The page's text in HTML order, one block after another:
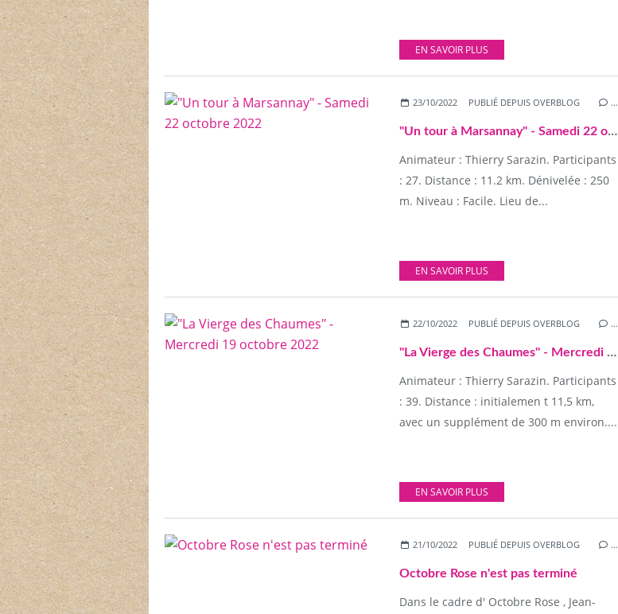
EN SAVOIR PLUS
23/10/2022 PUBLIÉ DEPUIS OVERBLOG …
"Un tour à Marsannay" - Samedi 22 octobre 2022
Animateur : Thierry Sarazin. Participants
: 27. Distance : 11.2 km. Dénivelée : 250
m. Niveau : Facile. Lieu de...
EN SAVOIR PLUS
22/10/2022 PUBLIÉ DEPUIS OVERBLOG …
"La Vierge des Chaumes" - Mercredi 19 octobre 2022
Animateur : Thierry Sarazin. Participants
: 39. Distance : initialemen t 11,5 km,
avec un supplément de 300 m environ....
EN SAVOIR PLUS
21/10/2022 PUBLIÉ DEPUIS OVERBLOG …
Octobre Rose n'est pas terminé
Dans le cadre d' Octobre Rose , Jean-